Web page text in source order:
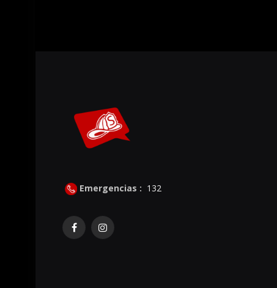
Emergencias : 132
FacebookInstagram